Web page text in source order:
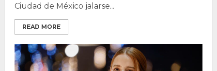
Ciudad de México jalarse...
READ MORE